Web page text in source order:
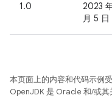
1.0
2023
月 5 日
本页面上的内容和代码示例受
OpenJDK 是 Oracle 和/或其